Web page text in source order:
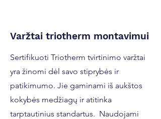
Varžtai triotherm montavimui
Sertifikuoti Triotherm tvirtinimo varžtai
yra žinomi dėl savo stiprybės ir
patikimumo. Jie gaminami iš aukštos
kokybės medžiagų ir atitinka
tarptautinius standartus. Naudojami